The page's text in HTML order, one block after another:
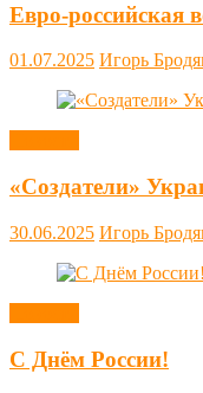
Евро-российская
01.07.2025 Игорь
«Создатели»
30.06.2025 Игорь
С Днём России!